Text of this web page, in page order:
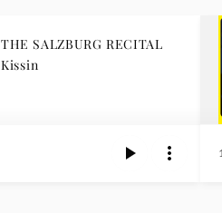
THE SALZBURG RECITAL
Kissin